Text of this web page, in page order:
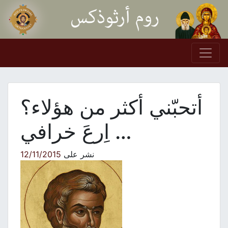
Skip to content
Main Navigation
أتحبّني أكثر من هؤلاء؟
… اِرعَ خرافي
نشر على12/11/2015